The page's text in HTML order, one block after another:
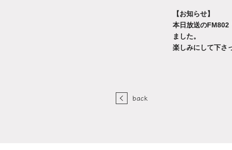
【お知らせ】
本日放送のFM802
ました。
楽しみにして下さ
back